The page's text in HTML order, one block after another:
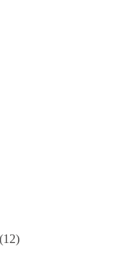
sein? Oder würde
am 19. Juli 2026.
Menschenbild,
[...]
angriff-auf-das-
(12)